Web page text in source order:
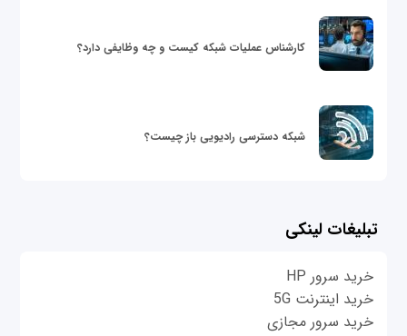
کارشناس عملیات شبکه کیست و چه وظایفی دارد؟
شبکه دسترسی رادیویی باز چیست؟
تبلیغات لینکی
خرید سرور HP
خرید اینترنت 5G
خرید سرور مجازی